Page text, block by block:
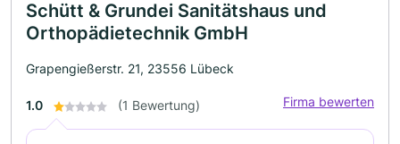
Schütt & Grundei Sanitätshaus und
Orthopädietechnik GmbH
Grapengießerstr. 21, 23556 Lübeck
1.0 (1 Bewertung) Firma bewerten